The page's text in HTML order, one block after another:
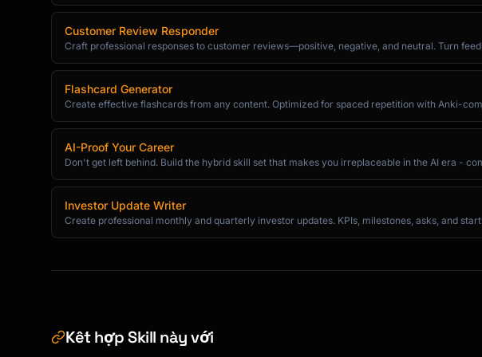
3-20 Authors:
List all authors with & before last.
In-text: (First Author et al., Year)
21+ Authors:
First 19 authors . . . Last author.
```
#### Edited Book
Editor, E. E. (Ed.). (Year). Title of work. Publisher.
Editor, E. E., & Editor, F. F. (Eds.). (Year). Title. Publisher.
Customer Review Responder
Craft professional responses to customer reviews—positive, negative, and neutral. Turn
Flashcard Generator
Create effective flashcards from any content. Optimized for spaced repetition with Anki-
AI-Proof Your Career
Don't get left behind. Build the hybrid skill set that makes you irreplaceable in the AI era -
Investor Update Writer
Create professional monthly and quarterly investor updates. KPIs, milestones, asks, and
Kết hợp Skill này với